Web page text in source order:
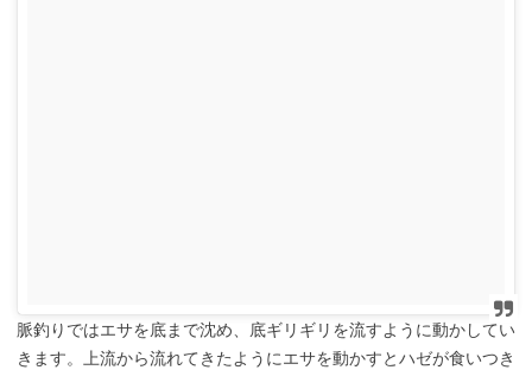
脈釣りではエサを底まで沈め、底ギリギリを流すように動かしてい
きます。上流から流れてきたようにエサを動かすとハゼが食いつき